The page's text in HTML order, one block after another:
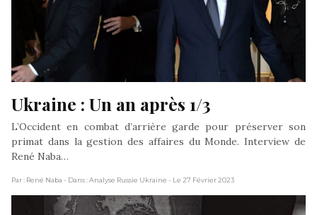
Ukraine : Un an après 1/3
L’Occident en combat d’arrière garde pour préserver son
primat dans la gestion des affaires du Monde. Interview de
René Naba…
Par : René Naba - Dans : Analyse Russie Ukraine - Le 27 Février 2023